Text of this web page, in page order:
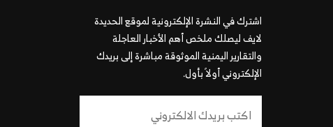
اشترك في النشرة الإلكترونية لموقع الحديدة
لايف ليصلك ملخص أهم الأخبار العاجلة
والتقارير اليمنية الموثوقة مباشرة إلى بريدك
الإلكتروني أولاً بأول.